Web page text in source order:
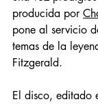
producida por
pone al servicio
temas de la
Fitzgerald.
El disco, editado